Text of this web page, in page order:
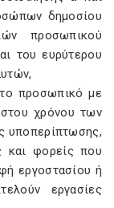
δημοσίου
προσωπικού
του ευρύτερου
προσωπικό με
χρόνου των
υποπερίπτωσης,
και φορείς που
εργοστασίου ή
εργασίες